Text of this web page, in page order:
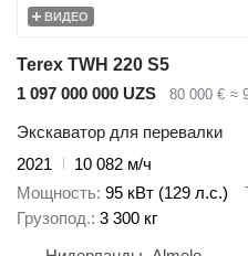
ВИДЕО
Terex TWH 220 S5
1 097 000 000 UZS
80 000 € ≈
Экскаватор для перевалки
2021
10 082 м/ч
Мощность 95 кВт (129 л.с.)
Грузопод. 3 300 кг